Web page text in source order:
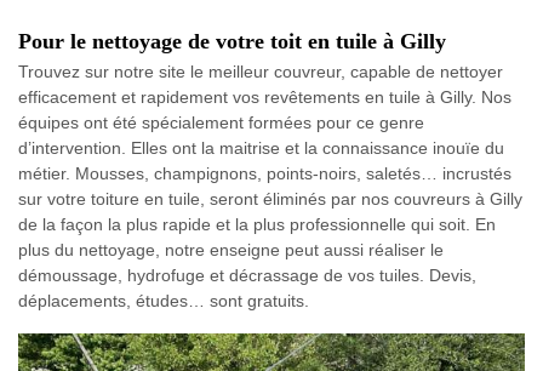
Pour le nettoyage de votre toit en tuile à Gilly
Trouvez sur notre site le meilleur couvreur, capable de nettoyer
efficacement et rapidement vos revêtements en tuile à Gilly. Nos
équipes ont été spécialement formées pour ce genre
d’intervention. Elles ont la maitrise et la connaissance inouïe du
métier. Mousses, champignons, points-noirs, saletés… incrustés
sur votre toiture en tuile, seront éliminés par nos couvreurs à Gilly
de la façon la plus rapide et la plus professionnelle qui soit. En
plus du nettoyage, notre enseigne peut aussi réaliser le
démoussage, hydrofuge et décrassage de vos tuiles. Devis,
déplacements, études… sont gratuits.